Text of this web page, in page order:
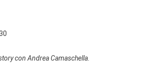
con Andrea Camaschella.